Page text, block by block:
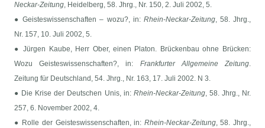
Neckar-Zeitung, Heidelberg, 58. Jhrg., Nr. 150, 2. Juli 2002, 5.
● Geisteswissenschaften – wozu?, in: Rhein-Neckar-Zeitung, 58. Jhrg.,
Nr. 157, 10. Juli 2002, 5.
● Jürgen Kaube, Herr Ober, einen Platon. Brückenbau ohne Brücken:
Wozu Geisteswissenschaften?, in: Frankfurter Allgemeine Zeitung.
Zeitung für Deutschland, 54. Jhrg., Nr. 163, 17. Juli 2002. N 3.
● Die Krise der Deutschen Unis, in: Rhein-Neckar-Zeitung, 58. Jhrg., Nr.
257, 6. November 2002, 4.
● Rolle der Geisteswissenschaften, in: Rhein-Neckar-Zeitung, 58. Jhrg.,